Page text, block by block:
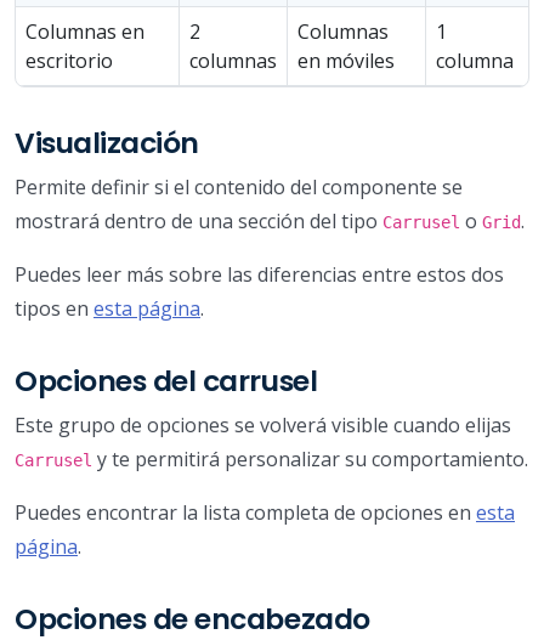
Columnas en
escritorio
2
columnas
Columnas
en móviles
1
columna
Visualización
Permite definir si el contenido del componente se
mostrará dentro de una sección del tipo Carrusel o Grid.
Puedes leer más sobre las diferencias entre estos dos
tipos en esta página.
Opciones del carrusel
Este grupo de opciones se volverá visible cuando elijas
Carrusel y te permitirá personalizar su comportamiento.
Puedes encontrar la lista completa de opciones en esta
página.
Opciones de encabezado